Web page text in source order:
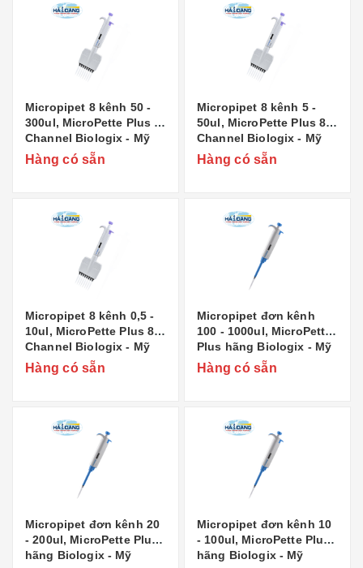
Micropipet 8 kênh 50 -
300ul, MicroPette Plus 8-
Channel Biologix - Mỹ
Hàng có sẵn
Micropipet 8 kênh 5 -
50ul, MicroPette Plus 8-
Channel Biologix - Mỹ
Hàng có sẵn
Micropipet 8 kênh 0,5 -
10ul, MicroPette Plus 8-
Channel Biologix - Mỹ
Hàng có sẵn
Micropipet đơn kênh
100 - 1000ul, MicroPette
Plus hãng Biologix - Mỹ
Hàng có sẵn
Micropipet đơn kênh 20
- 200ul, MicroPette Plus
hãng Biologix - Mỹ
Micropipet đơn kênh 10
- 100ul, MicroPette Plus
hãng Biologix - Mỹ